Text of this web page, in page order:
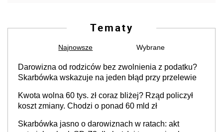
Tematy
Najnowsze Wybrane
Darowizna od rodziców bez zwolnienia z podatku?
Skarbówka wskazuje na jeden błąd przy przelewie
Kwota wolna 60 tys. zł coraz bliżej? Rząd policzył
koszt zmiany. Chodzi o ponad 60 mld zł
Skarbówka jasno o darowiznach w ratach: akt